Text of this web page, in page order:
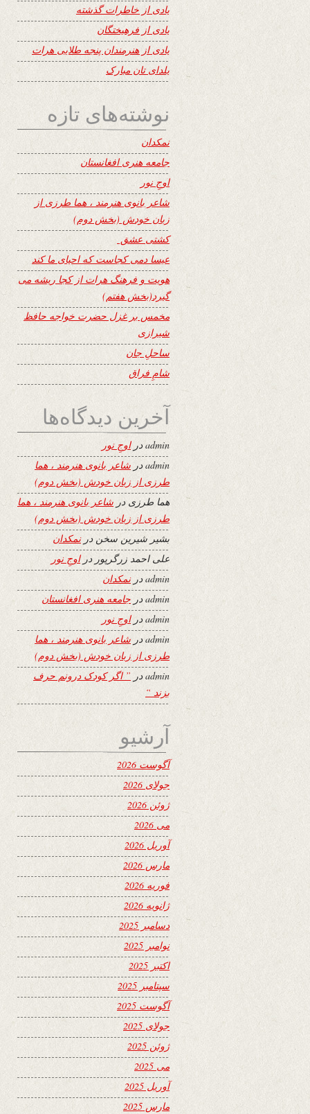
یادی از خاطرات گذشته
یادی از فرهیختگان
یادی از هنرمندان پنجه طلایی هرات
یلدای تان مبارک
نوشته‌های تازه
نمکدان
جامعه هنری افغانستان
اوجِ نور
شاعر بانوی هنرمند ، هما طرزی از
زبان خودش (بخش دوم)
کشتی عشق
عیسا دمی کجاست که احیای ما کند
هویت و فرهنگ هرات از کجا ریشه می
گیرد(بخش هفتم)
مخمس بر غزل حضرت خواجه حافظ
شیرازی
ساحلِ جان
شامِ فراق
آخرین دیدگاه‌ها
adminدراوجِ نور
adminدر شاعر بانوی هنرمند ، هما
طرزی از زبان خودش (بخش دوم)
هما طرزی در شاعر بانوی هنرمند ، هما
طرزی از زبان خودش (بخش دوم)
بشیر شیرین سخن درنمکدان
علی احمد زرگرپور دراوجِ نور
adminدرنمکدان
adminدر جامعه هنری افغانستان
admin دراوجِ نور
adminدر شاعر بانوی هنرمند ، هما
طرزی از زبان خودش (بخش دوم)
adminدر ” اگر کودک درونم حرف
بزند “
آرشیو
آگوست 2026
جولای 2026
ژوئن 2026
می 2026
آوریل 2026
مارس 2026
فوریه 2026
ژانویه 2026
دسامبر 2025
نوامبر 2025
اکتبر 2025
سپتامبر 2025
آگوست 2025
جولای 2025
ژوئن 2025
می 2025
آوریل 2025
مارس 2025